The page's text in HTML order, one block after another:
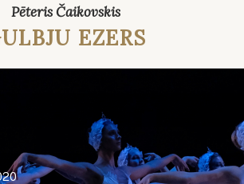
Pēteris Čaikovskis
EZERS